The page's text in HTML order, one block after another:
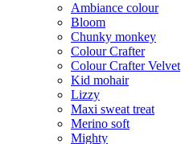
Ambiance colour
Bloom
Chunky monkey
Colour Crafter
Colour Crafter Velvet
Kid mohair
Lizzy
Maxi sweat treat
Merino soft
Mighty